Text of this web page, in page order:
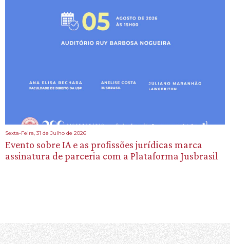
Sexta-Feira, 31 de Julho de 2026
Evento sobre IA e as profissões jurídicas marca
assinatura de parceria com a Plataforma Jusbrasil